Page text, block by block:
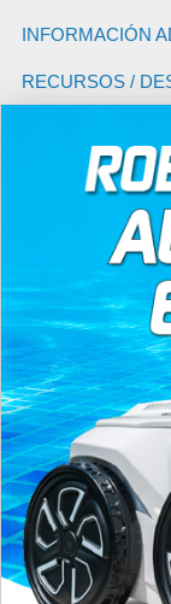
INFORMACIÓN
RECURSOS /